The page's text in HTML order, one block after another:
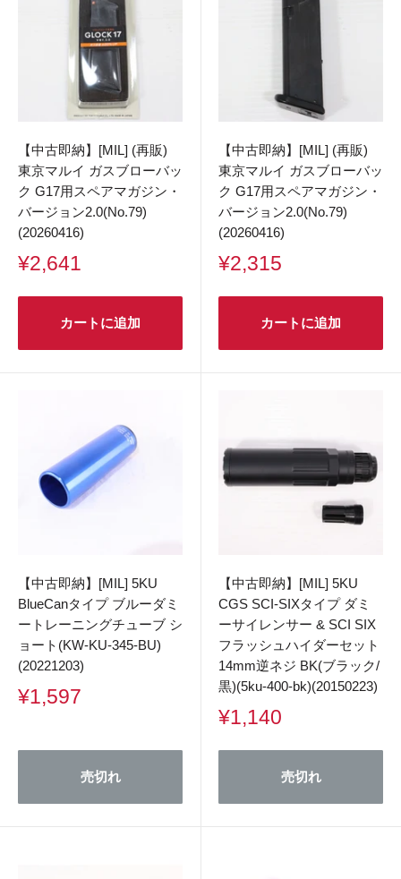
【中古即納】[MIL] (再販)
東京マルイ ガスブローバッ
ク G17用スペアマガジン・
バージョン2.0(No.79)
(20260416)
販
価
¥2,641
カートに追加
【中古即納】[MIL] (再販)
東京マルイ ガスブローバッ
ク G17用スペアマガジン・
バージョン2.0(No.79)
(20260416)
販
価
¥2,315
カートに追加
【中古即納】[MIL] 5KU
BlueCanタイプ ブルーダミ
ートレーニングチューブ シ
ョート(KW-KU-345-BU)
(20221203)
販
格
¥1,597
売切れ
【中古即納】[MIL] 5KU
CGS SCI-SIXタイプ ダミ
ーサイレンサー & SCI SIX
フラッシュハイダーセット
14mm逆ネジ BK(ブラック/
黒)(5ku-400-bk)(20150223)
販
価
¥1,140
売切れ